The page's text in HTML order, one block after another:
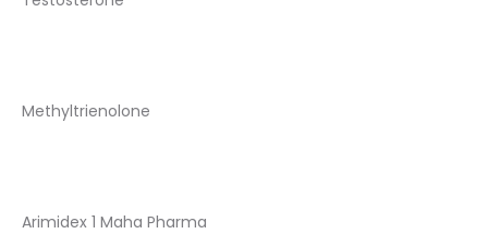
Methyltrienolone
Arimidex 1 Maha Pharma